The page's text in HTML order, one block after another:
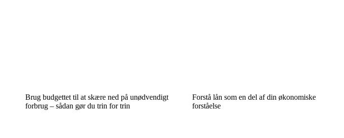
Brug budgettet til at skære ned på unødvendigt
forbrug – sådan gør du trin for trin
Forstå lån som en del af din økonomiske
forståelse